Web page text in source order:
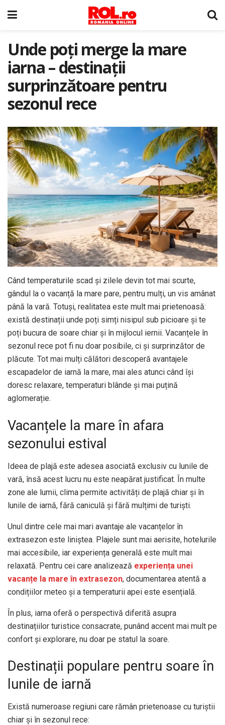
Unde poți merge la mare
iarna – destinații
surprinzătoare pentru
sezonul rece
Când temperaturile scad și zilele devin tot mai scurte,
gândul la o vacanță la mare pare, pentru mulți, un vis amânat
până la vară. Totuși, realitatea este mult mai prietenoasă:
există destinații unde poți simți nisipul sub picioare și te
poți bucura de soare chiar și în mijlocul iernii. Vacanțele în
sezonul rece pot fi nu doar posibile, ci și surprinzător de
plăcute. Tot mai mulți călători descoperă avantajele
escapadelor de iarnă la mare, mai ales atunci când își
doresc relaxare, temperaturi blânde și mai puțină
aglomerație.
Vacanțele la mare în afara
sezonului estival
Ideea de plajă este adesea asociată exclusiv cu lunile de
vară, însă acest lucru nu este neapărat justificat. În multe
zone ale lumii, clima permite activități de plajă chiar și în
lunile de iarnă, fără caniculă și fără mulțimi de turiști.
Unul dintre cele mai mari avantaje ale vacanțelor în
extrasezon este liniștea. Plajele sunt mai aerisite, hotelurile
mai accesibile, iar experiența generală este mult mai
relaxată. Pentru cei care analizează experiența unei
vacanțe la mare în extrasezon, documentarea atentă a
condițiilor meteo și a temperaturii apei este esențială.
În plus, iarna oferă o perspectivă diferită asupra
destinațiilor turistice consacrate, punând accent mai mult pe
confort și explorare, nu doar pe statul la soare.
Destinații populare pentru soare în
lunile de iarnă
Există numeroase regiuni care rămân prietenoase cu turiștii
chiar și în sezonul rece: